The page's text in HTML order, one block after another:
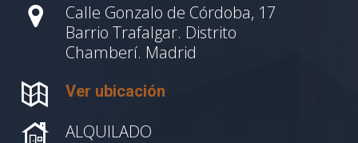
Calle Gonzalo de Córdoba, 17
Barrio Trafalgar. Distrito
Chamberí. Madrid
Ver ubicación
ALQUILADO